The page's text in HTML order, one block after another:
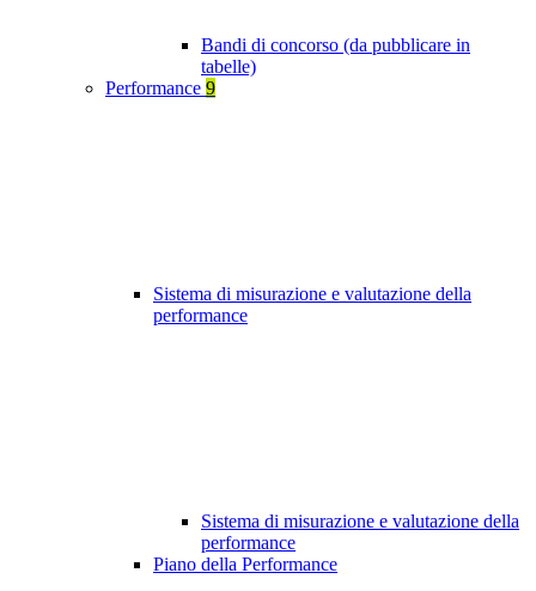
Bandi di concorso (da pubblicare in
tabelle)
Performance 9
Sistema di misurazione e valutazione della
performance
Sistema di misurazione e valutazione della
performance
Piano della Performance